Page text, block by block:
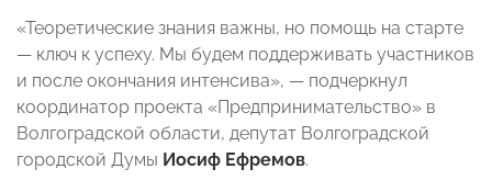
«Теоретические знания важны, но помощь на старте
— ключ к успеху. Мы будем поддерживать участников
и после окончания интенсива», — подчеркнул
координатор проекта «Предпринимательство» в
Волгоградской области, депутат Волгоградской
городской Думы Иосиф Ефремов.